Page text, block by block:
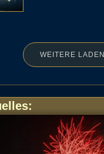
WEITERE LADEN
: